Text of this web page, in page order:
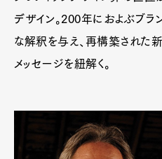
デザイン。200年におよぶブ
な解釈を与え、再構築された
メッセージを紐解く。